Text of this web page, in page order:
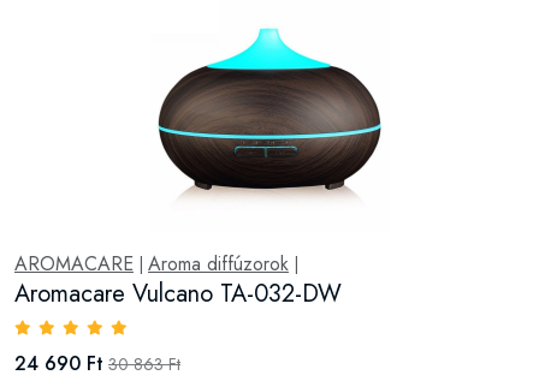
AROMACARE | Aroma diffúzorok |
Aromacare Vulcano TA-032-DW
24 690 Ft 30 863 Ft